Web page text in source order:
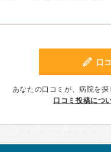
口
あなたの口コミが、病院を探
口コミ投稿につ